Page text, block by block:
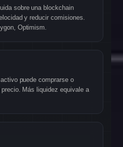
sobre una blockchain
y reducir comisiones.
Optimism.
puede comprarse o
Más liquidez equivale a